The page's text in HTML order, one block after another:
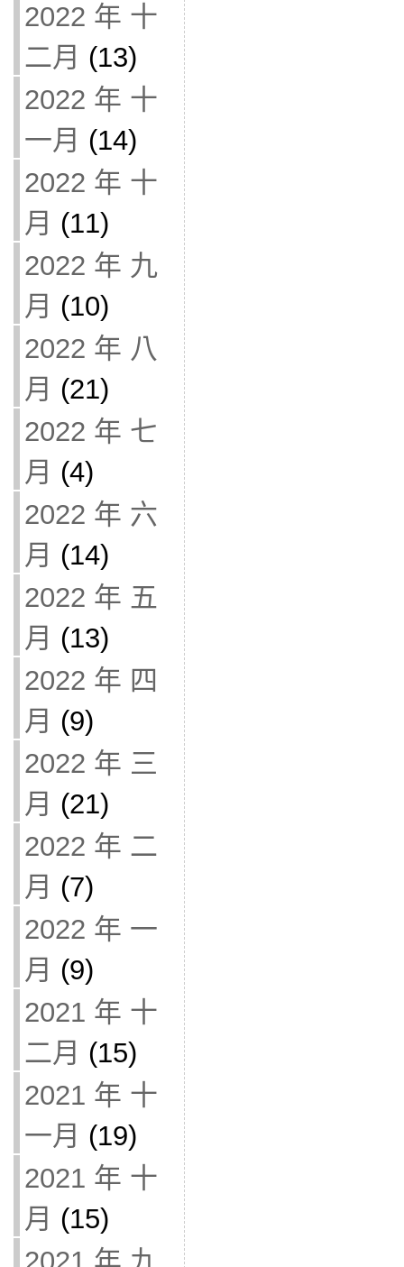
2022 年 十
二月 (13)
2022 年 十
一月 (14)
2022 年 十
月 (11)
2022 年 九
月 (10)
2022 年 八
月 (21)
2022 年 七
月 (4)
2022 年 六
月 (14)
2022 年 五
月 (13)
2022 年 四
月 (9)
2022 年 三
月 (21)
2022 年 二
月 (7)
2022 年 一
月 (9)
2021 年 十
二月 (15)
2021 年 十
一月 (19)
2021 年 十
月 (15)